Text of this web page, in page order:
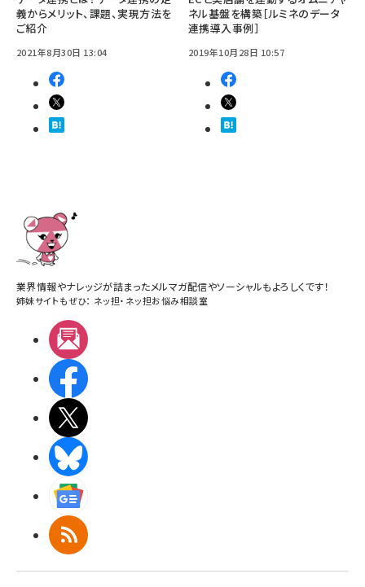
義からメリット、課題、実現方法を
ご紹介
2021年8月30日 13:04
ネル基盤を構築［ルミネのデータ
連携導入事例］
2019年10月28日 10:57
業界情報やナレッジが詰まったメルマガ配信やソーシャルもよろしくです！
姉妹サイトもぜひ： ネッ担・ ネッ担お悩み相談室
RSS